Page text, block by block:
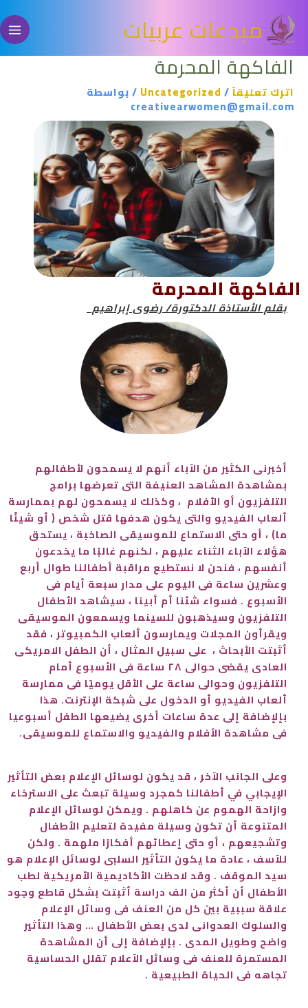
إلى
المحتوىمبدعات عربيات
الفاكهة المحرمة
اترك تعليقاً/
Uncategorized / بواسطة
creativearwomen@gmail.com
الفاكهة المحرمة
بقلم الأستاذة الدكتورة/ رضوى إبراهيم
أخبرنى الكثير من الآباء أنهم لا يسمحون لأطفالهم
بمشاهدة المشاهد العنيفة التى تعرضها برامج
التلفزيون أو الأفلام ، وكذلك لا يسمحون لهم بممارسة
ألعاب الفيديو والتى يكون هدفها قتل شخص ( أو شيئًا
ما) ، أو حتى الاستماع للموسيقى الصاخبة ، يستحق
هؤلاء الآباء الثناء عليهم ، لكنهم غالبًا ما يخدعون
أنفسهم ، فنحن لا نستطيع مراقبة أطفالنا طوال أربع
وعشرين ساعة فى اليوم على مدار سبعة أيام فى
الأسبوع . فسواء شئنا أم أبينا ، سيشاهد الأطفال
التلفزيون وسيذهبون للسينما ويسمعون الموسيقى
ويقرأون المجلات ويمارسون ألعاب الكمبيوتر ، فقد
أثبتت الأبحاث ، على سبيل المثال ، أن الطفل الامريكى
العادى يقضى حوالى ٢٨ ساعة فى الأسبوع أمام
التلفزيون وحوالى ساعة على الأقل يوميًا فى ممارسة
ألعاب الفيديو أو الدخول على شبكة الإنترنت. هذا
بإلإضافة إلى عدة ساعات أخرى يضيعها الطفل أسبوعيا
فى مشاهدة الأفلام والفيديو والاستماع للموسيقى.
وعلى الجانب الآخر ، قد يكون لوسائل الإعلام بعض التأثير
الإيجابي في أطفالنا كمجرد وسيلة تبعث على الاسترخاء
وازاحة الهموم عن كاهلهم . ويمكن لوسائل الإعلام
المتنوعة أن تكون وسيلة مفيدة لتعليم الأطفال
وتشجيعهم ، أو حتى إعطائهم أفكارًا ملهمة . ولكن
للآسف ، عادة ما يكون التأثير السلبى لوسائل الإعلام هو
سيد الموقف . وقد لاحظت الأكاديمية الأمريكية لطب
الأطفال أن أكثر من الف دراسة أثبتت بشكل قاطع وجود
علاقة سببية بين كل من العنف فى وسائل الإعلام
والسلوك العدوانى لدى بعض الأطفال … وهذا التأثير
واضح وطويل المدى . بإلإضافة إلى أن المشاهدة
المستمرة للعنف فى وسائل الآعلام تقلل الحساسية
تجاهه فى الحياة الطبيعية .